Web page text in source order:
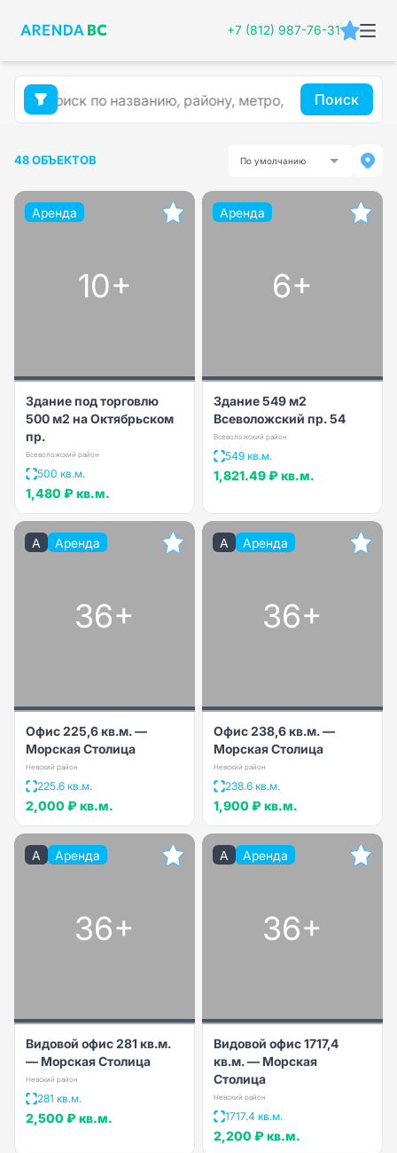
+7 (812) 987-76-31
Поиск
48 ОБЪЕКТОВ По умолчанию
Аренда
10+
Здание под торговлю
500 м2 на Октябрьском
пр.
Всеволожский район
500 кв.м.
1,480 ₽ кв.м.
Аренда
6+
Здание 549 м2
Всеволожский пр. 54
Всеволожский район
549 кв.м.
1,821.49 ₽ кв.м.
A Аренда
36+
Офис 225,6 кв.м. —
Морская Столица
Невский район
225.6 кв.м.
2,000 ₽ кв.м.
A Аренда
36+
Офис 238,6 кв.м. —
Морская Столица
Невский район
238.6 кв.м.
1,900 ₽ кв.м.
A Аренда
36+
Видовой офис 281 кв.м.
— Морская Столица
Невский район
281 кв.м.
2,500 ₽ кв.м.
A Аренда
36+
Видовой офис 1717,4
кв.м. — Морская
Столица
Невский район
1717.4 кв.м.
2,200 ₽ кв.м.